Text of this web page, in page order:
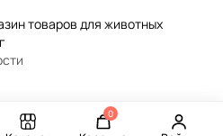
товаров для животных
0